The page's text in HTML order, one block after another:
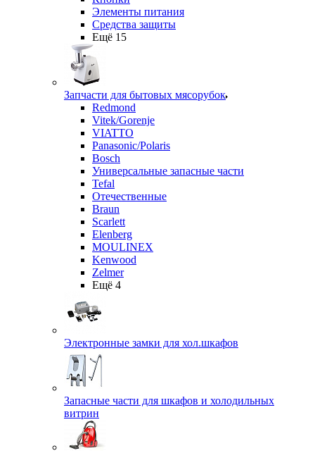
Элементы питания
Средства защиты
Ещё 15
Запчасти для бытовых мясорубок
Redmond
Vitek/Gorenje
VIATTO
Panasonic/Polaris
Bosch
Универсальные запасные части
Tefal
Отечественные
Braun
Scarlett
Elenberg
MOULINEX
Kenwood
Zelmer
Ещё 4
Электронные замки для хол.шкафов
Запасные части для шкафов и холодильных
витрин